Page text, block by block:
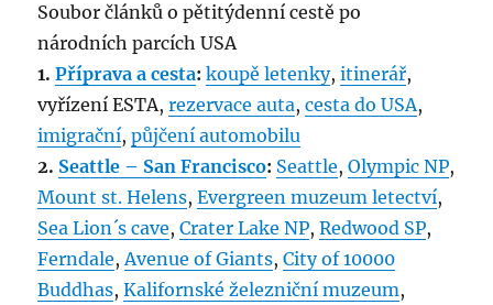
Soubor článků o pětitýdenní cestě po
národních parcích USA
1.Příprava a cesta: koupě letenky,itinerář,
vyřízení ESTA,rezervace auta,cesta do USA,
imigrační,půjčení automobilu
2. Seattle – San Francisco: Seattle,Olympic NP,
Mount st. Helens,Evergreen muzeum letectví,
Sea Lion´s cave,Crater Lake NP,Redwood SP,
Ferndale,Avenue of Giants,City of 10000
Buddhas,Kalifornské železniční muzeum,